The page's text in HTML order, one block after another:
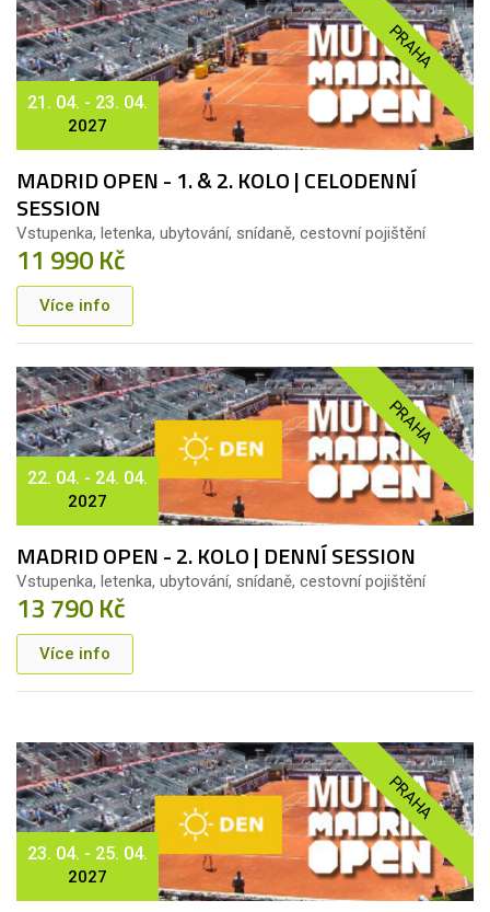
PRAHA
21. 04. - 23. 04.
2027
MADRID OPEN - 1. & 2. KOLO | CELODENNÍ
SESSION
Vstupenka, letenka, ubytování, snídaně, cestovní pojištění
11 990 Kč
Více info
PRAHA
22. 04. - 24. 04.
2027
MADRID OPEN - 2. KOLO | DENNÍ SESSION
Vstupenka, letenka, ubytování, snídaně, cestovní pojištění
13 790 Kč
Více info
PRAHA
23. 04. - 25. 04.
2027